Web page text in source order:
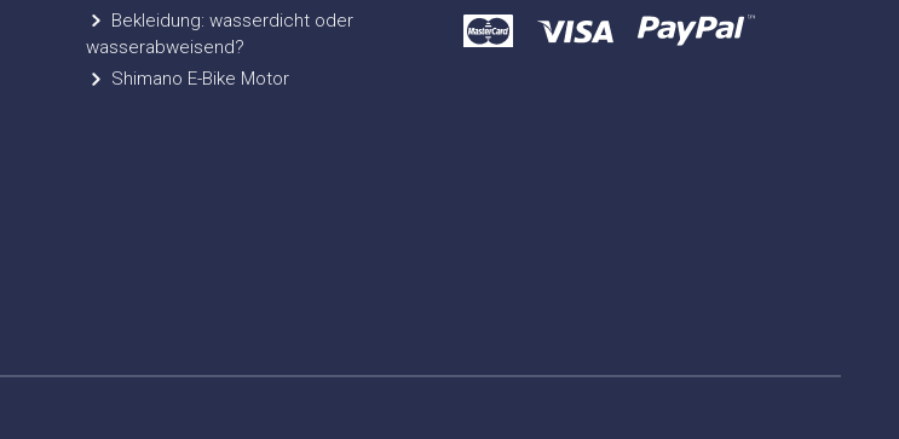
Bekleidung: wasserdicht oder
wasserabweisend?
Shimano E-Bike Motor